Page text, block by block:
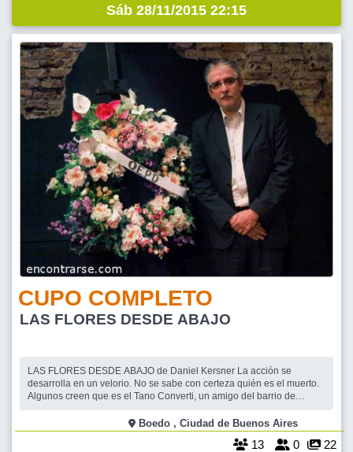
Sáb 28/11/2015 22:15
CUPO COMPLETO
LAS FLORES DESDE ABAJO
LAS FLORES DESDE ABAJO de Daniel Kersner La acción se
desarrolla en un velorio. No se sabe con certeza quién es el muerto.
Algunos creen que es el Tano Converti, un amigo del barrio de
compañero de la facultad y vecino de los veraneos en Mar de Ajo; un
tercer grupo sostiene que se t
Boedo , Ciudad de Buenos Aires
13 0 22